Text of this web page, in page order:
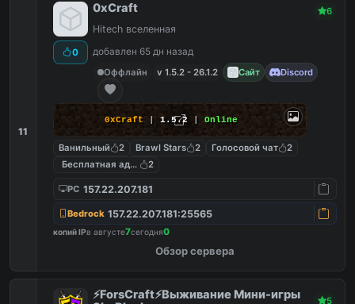
11
0
0xCraft 6
Hitech вселенная
добавлен 65 дн назад
Оффлайн
v 1.5.2 - 26.1.2 Сайт Discord
0xCraft | 1.5.2 | Online
Ванильный 2 Brawl Stars 2 Голосовой чат
2
Бесплатная админка
2
PC 157.22.207.181
Bedrock 157.22.207.181:25565
копий IPв августе7сегодня0
Обзор сервера
⚡ForsCraft⚡Выживание Мини-игры
5